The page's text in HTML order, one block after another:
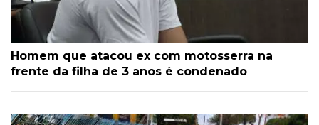
Homem que atacou ex com motosserra na
frente da filha de 3 anos é condenado